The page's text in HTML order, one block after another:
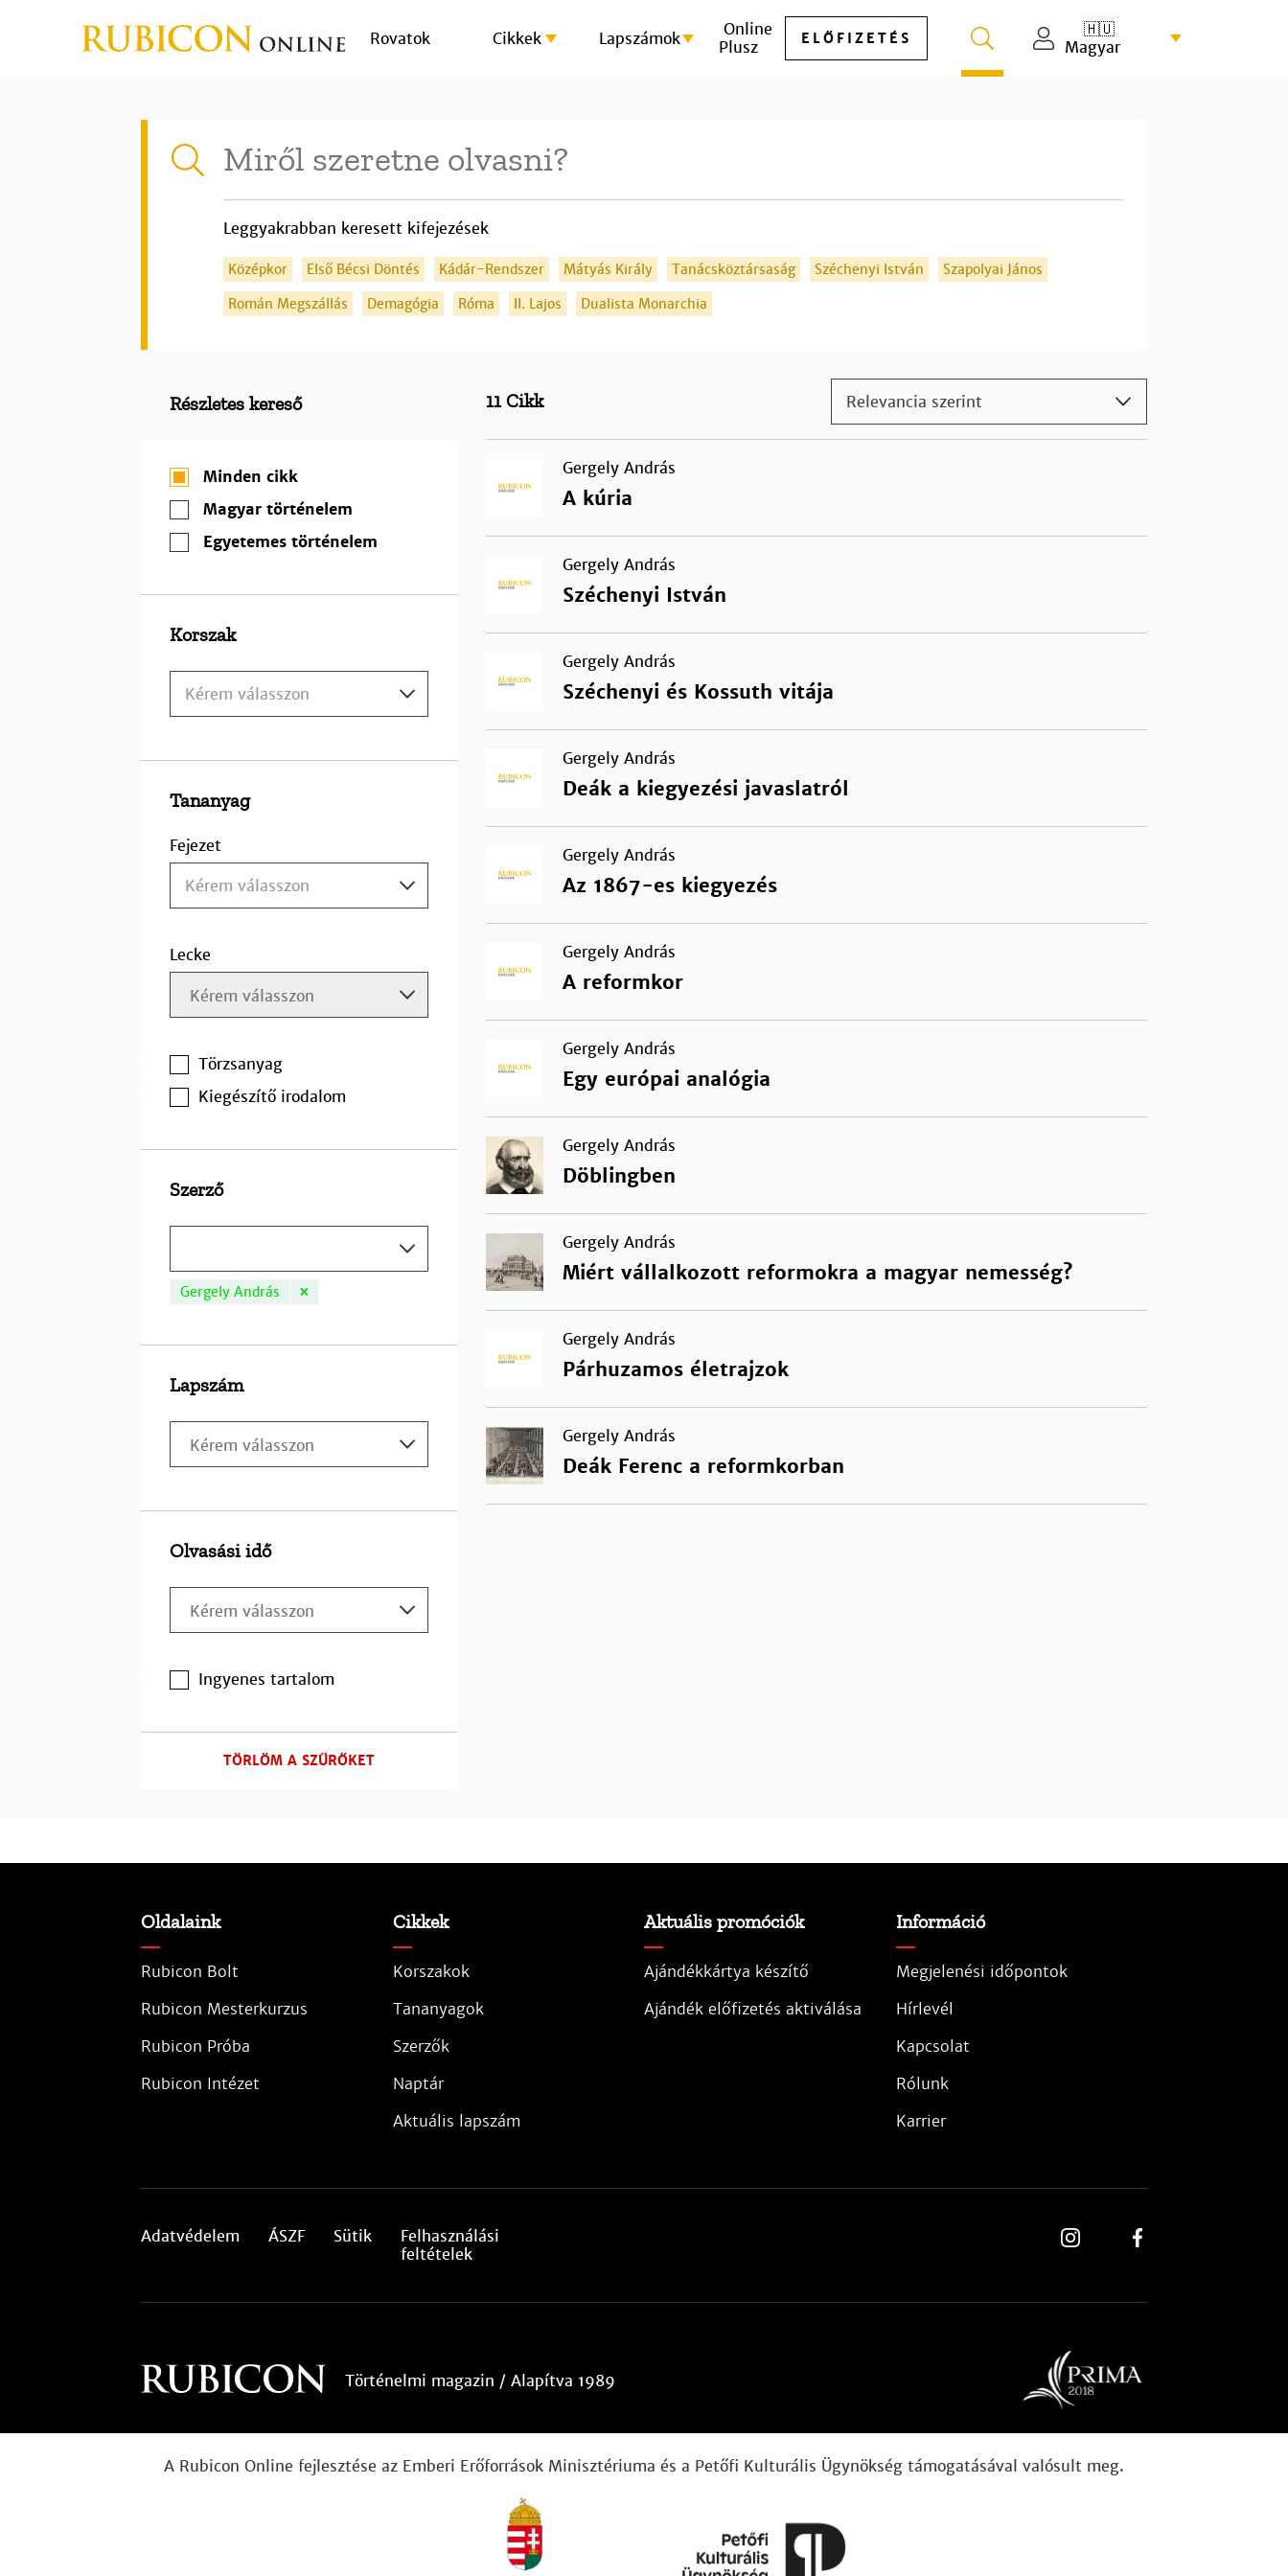
Rovatok Cikkek Lapszámok
Online
Plusz
ELŐFIZETÉS
🇭🇺
Magyar
Leggyakrabban keresett kifejezések
Középkor Első Bécsi Döntés Kádár-Rendszer Mátyás Király Tanácsköztársaság Széchenyi István
Szapolyai János
Román Megszállás
Demagógia Róma II. Lajos Dualista Monarchia
Részletes kereső
Minden cikk
Magyar történelem
Egyetemes történelem
Korszak
Kérem válasszon
Tananyag
Fejezet
Kérem válasszon
Lecke
Törzsanyag
Kiegészítő irodalom
Szerző
×
Gergely András
Lapszám
Olvasási idő
Ingyenes tartalom
TÖRLÖM A SZŰRŐKET
11 Cikk Relevancia szerint
Gergely András
A kúria
Gergely András
Széchenyi István
Gergely András
Széchenyi és Kossuth vitája
Gergely András
Deák a kiegyezési javaslatról
Gergely András
Az 1867-es kiegyezés
Gergely András
A reformkor
Gergely András
Egy európai analógia
Gergely András
Döblingben
Gergely András
Miért vállalkozott reformokra a magyar nemesség?
Gergely András
Párhuzamos életrajzok
Gergely András
Deák Ferenc a reformkorban
Oldalaink
Rubicon Bolt
Rubicon Mesterkurzus
Rubicon Próba
Rubicon Intézet
Cikkek
Korszakok
Tananyagok
Szerzők
Naptár
Aktuális lapszám
Aktuális promóciók
Ajándékkártya készítő
Ajándék előfizetés aktiválása
Információ
Megjelenési időpontok
Hírlevél
Kapcsolat
Rólunk
Karrier
Adatvédelem ÁSZF Sütik
Felhasználási
feltételek
Történelmi magazin / Alapítva 1989
A Rubicon Online fejlesztése az Emberi Erőforrások Minisztériuma és a Petőfi Kulturális Ügynökség támogatásával valósult meg.